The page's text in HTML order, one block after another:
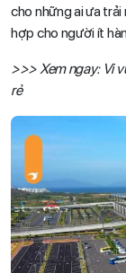
cho những ai ưa
hợp cho người ít
>>> Xem ngay: Vi
rẻ